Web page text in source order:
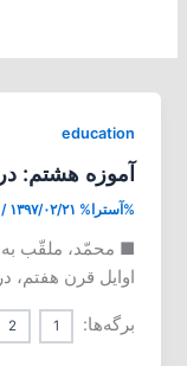
education
آموزه هشتم:
%آسترا% / ۱۳۹۷/۰۲/۲۱
■ محمّد، ملقّب به
اوایل قرن هفتم،
برگه‌ها: 1
2